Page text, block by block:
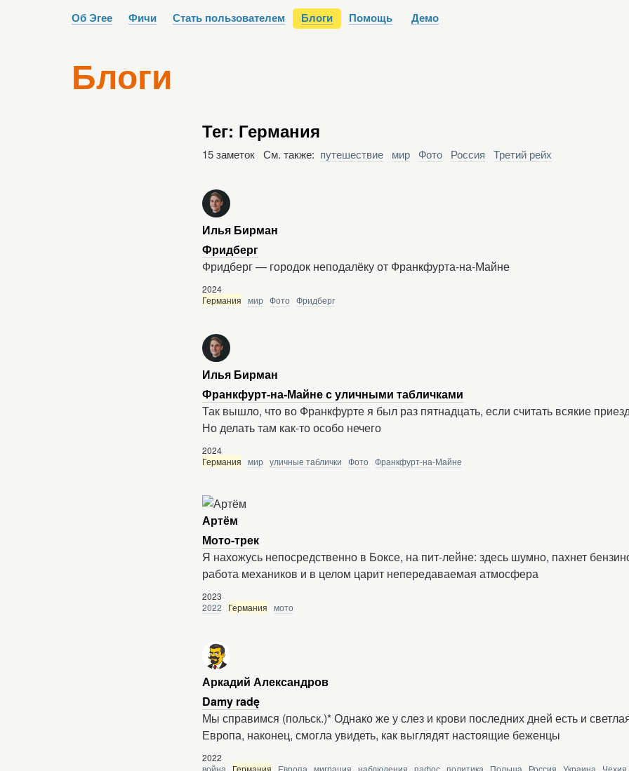
Об Эгее Фичи Стать пользователем Блоги Помощь Демо
Блоги
Тег: Германия
15 заметок См. также: путешествие мир Фото Россия Третий рейх
Илья Бирман
Фридберг
Фридберг — городок неподалёку от Франкфурта-на-Майне
2024
Германия мир Фото Фридберг
Илья Бирман
Франкфурт-на-Майне с уличными табличками
Так вышло, что во Франкфурте я был раз пятнадцать, если считать всякие
Но делать там как-то особо нечего
2024
Германия мир уличные таблички Фото Франкфурт-на-Майне
Артём
Мото-трек
Я нахожусь непосредственно в Боксе, на пит-лейне: здесь шумно, пахнет
работа механиков и в целом царит непередаваемая атмосфера
2023
2022
Германия мото
Аркадий Александров
Damy radę
Мы справимся (польск.)* Однако же у слез и крови последних дней есть и
Европа, наконец, смогла увидеть, как выглядят настоящие беженцы
2022
война
Германия Европа миграция наблюдения пафос политика Польша Россия Украина Чехия